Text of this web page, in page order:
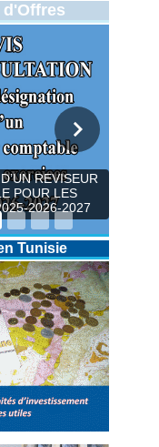
REVISEUR
POUR LES
2026-2027
Tunisie